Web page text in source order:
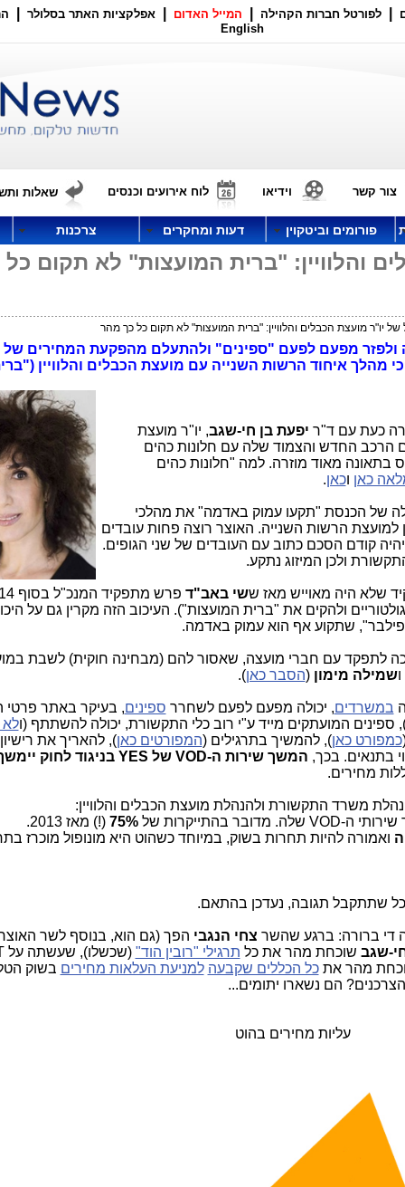
לפורטל חברות הקהילה המייל האדום אפלקציות האתר בסלולר
English
צור קשר וידיאו לוח אירועים וכנסים שאלות
פורומים וביטקוין דעות ומחקרים צרכנות
והלוויין: "ברית המועצות" לא תקום כל
יו"ר מועצת הכבלים והלוויין: "ברית המועצות" לא תקום כל כך מהר
ולפזר מפעם לפעם "ספינים" ולהתעלם מהפקעת המחירים של
מהלך איחוד הרשות השנייה עם מועצת הכבלים והלוויין
כעת עם ד"ר יפעת בן חי-שגב, יו"ר מועצת
עם הרכב החדש והצמוד שלה עם חלונות כהים
מאוד מוזרה. למה "חלונות כהים
כאן וכאן.
של הכנסת "תקעו עמוק באדמה" את מהלכי
למועצת הרשות השנייה. האוצר רוצה פחות עובדים
קודם הסכם כתוב עם העובדים של שני הגופים.
ולכן המיזוג נתקע.
שלא היה מאוייש מאז ששי באב"ד
ולהקים את "ברית המועצות"). העיכוב הזה מקרין גם על
שתקוע אף הוא עמוק באדמה.
לתפקד עם חברי מועצה, שאסור להם (מבחינה חוקית) לשבת
שמילה מימון (הסבר כאן).
במשרדים, יכולה מפעם לפעם לשחרר ספינים, בעיקר באתר פרטי
ספינים המועתקים מייד ע"י רוב כלי התקשורת, יכולה להשתתף (ו
כמפורט כאן), להמשיך בתרגילים (המפורטים כאן
בתנאים. בכך,
מחירים.
משרד התקשורת ולהנהלת מועצת הכבלים והלוויין:
ה-VOD שלה. מדובר בהתייקרות של75% (!) מאז 2013.
ואמורה להיות תחרות בשוק, במיוחד כשהוט היא מונופול מוכרז
שתתקבל תגובה, נעדכן בהתאם.
די ברורה: ברגע שהשר צחי הנגבי הפך (גם הוא, בנוסף לשר
שגב שוכחת מהר את כל תרגילי "רובין הוד"
כל הכללים שקבעה למניעת העלאות מחירים בשוק
הם נשארו יתומים...
עליות מחירים בהוט